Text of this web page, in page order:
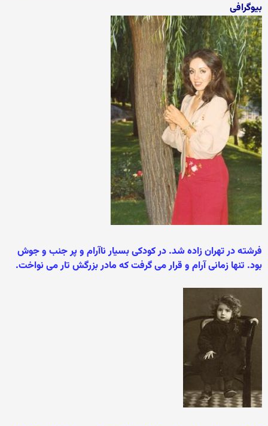
بیوگرافی
فرشته در تهران زاده شد. در کودکی بسیار ناآرام و پر جنب و جوش
بود. تنها زمانی آرام و قرار می گرفت که مادر بزرگش تار می نواخت.